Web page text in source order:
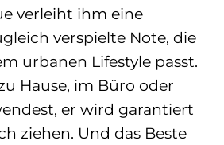
verleiht ihm eine
verspielte Note, die
urbanen Lifestyle passt.
Hause, im Büro oder
er wird garantiert
ziehen. Und das Beste